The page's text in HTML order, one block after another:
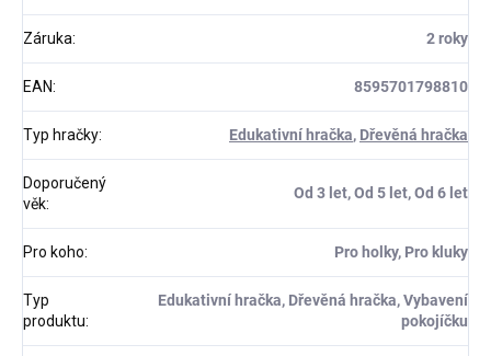
Záruka: 2 roky
EAN: 8595701798810
Typ hračky: Edukativní hračka, Dřevěná hračka
Doporučený
věk:
Od 3 let, Od 5 let, Od 6 let
Pro koho: Pro holky, Pro kluky
Typ
produktu:
Edukativní hračka, Dřevěná hračka, Vybavení
pokojíčku